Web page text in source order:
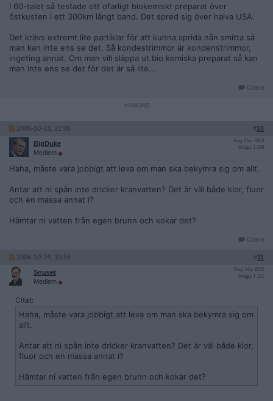
I 60-talet så testade ett ofarligt biokemiskt preparat över
östkusten i ett 300km långt band. Det spred sig över halva USA.
Det krävs extremt lite partiklar för att kunna sprida nån smitta så
man kan inte ens se det. Så kondestrimmor är kondenstrimmor,
ingeting annat. Om man vill släppa ut bio kemiska preparat så kan
man inte ens se det för det är så lite...
Citera
2006-10-23, 21:06 #10
BigDuke
Medlem
Reg: Dec 2003
Inlägg: 1 229
Haha, måste vara jobbigt att leva om man ska bekymra sig om allt.
Antar att ni spån inte dricker kranvatten? Det är väl både klor, fluor
och en massa annat i?
Hämtar ni vatten från egen brunn och kokar det?
Citera
2006-10-24, 10:58 #11
Snuset
Medlem
Reg: Maj 2005
Inlägg: 1 101
Citat:
Haha, måste vara jobbigt att leva om man ska bekymra sig om
allt.
Antar att ni spån inte dricker kranvatten? Det är väl både klor,
fluor och en massa annat i?
Hämtar ni vatten från egen brunn och kokar det?